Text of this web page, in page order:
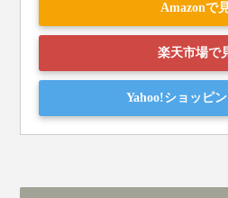
Amazonで
楽天市場で
Yahoo!ショッピ